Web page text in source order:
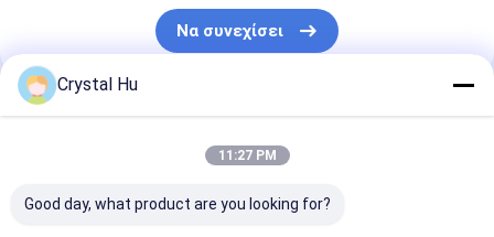
Εμφάνιση VR
Να συνεχίσει
Οι Κατηγορίες Μας
Crystal Hu
11:27 PM
Good day, what product are you looking for?